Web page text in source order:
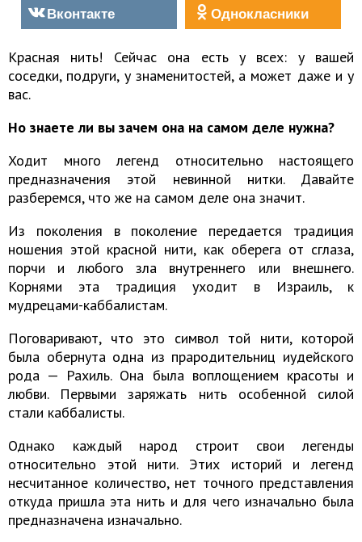
Вконтакте
Однокласники
Красная нить! Сейчас она есть у всех: у вашей
соседки, подруги, у знаменитостей, а может даже и у
вас.
Но знаете ли вы зачем она на самом деле нужна?
Ходит много легенд относительно настоящего
предназначения этой невинной нитки. Давайте
разберемся, что же на самом деле она значит.
Из поколения в поколение передается традиция
ношения этой красной нити, как оберега от сглаза,
порчи и любого зла внутреннего или внешнего.
Корнями эта традиция уходит в Израиль, к
мудрецами-каббалистам.
Поговаривают, что это символ той нити, которой
была обернута одна из прародительниц иудейского
рода — Рахиль. Она была воплощением красоты и
любви. Первыми заряжать нить особенной силой
стали каббалисты.
Однако каждый народ строит свои легенды
относительно этой нити. Этих историй и легенд
несчитанное количество, нет точного представления
откуда пришла эта нить и для чего изначально была
предназначена изначально.